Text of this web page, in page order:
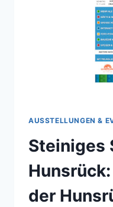
AUSSTELLUNGEN &
Steiniges
der